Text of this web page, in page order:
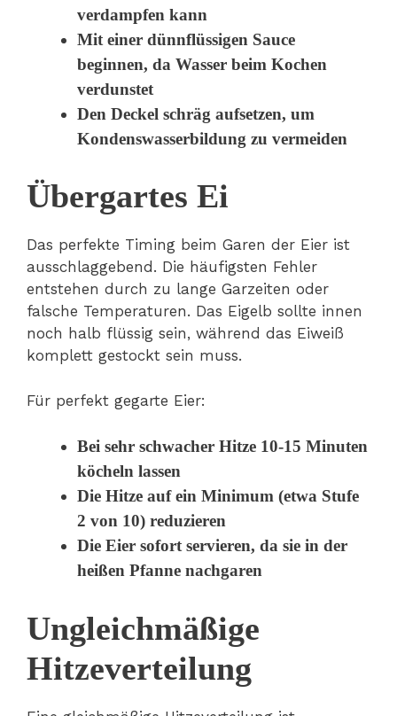
verdampfen kann
Mit einer dünnflüssigen Sauce
beginnen, da Wasser beim Kochen
verdunstet
Den Deckel schräg aufsetzen, um
Kondenswasserbildung zu vermeiden
Übergartes Ei
Das perfekte Timing beim Garen der Eier ist
ausschlaggebend. Die häufigsten Fehler
entstehen durch zu lange Garzeiten oder
falsche Temperaturen. Das Eigelb sollte innen
noch halb flüssig sein, während das Eiweiß
komplett gestockt sein muss.
Für perfekt gegarte Eier:
Bei sehr schwacher Hitze 10-15 Minuten
köcheln lassen
Die Hitze auf ein Minimum (etwa Stufe
2 von 10) reduzieren
Die Eier sofort servieren, da sie in der
heißen Pfanne nachgaren
Ungleichmäßige
Hitzeverteilung